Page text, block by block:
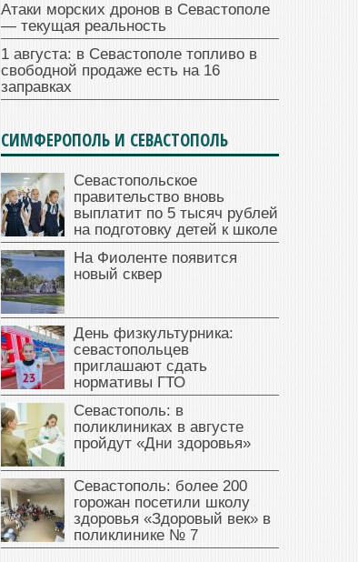
Атаки морских дронов в Севастополе
— текущая реальность
1 августа: в Севастополе топливо в
свободной продаже есть на 16
заправках
СИМФЕРОПОЛЬ И СЕВАСТОПОЛЬ
Севастопольское
правительство вновь
выплатит по 5 тысяч рублей
на подготовку детей к школе
На Фиоленте появится
новый сквер
День физкультурника:
севастопольцев
приглашают сдать
нормативы ГТО
Севастополь: в
поликлиниках в августе
пройдут «Дни здоровья»
Севастополь: более 200
горожан посетили школу
здоровья «Здоровый век» в
поликлинике № 7